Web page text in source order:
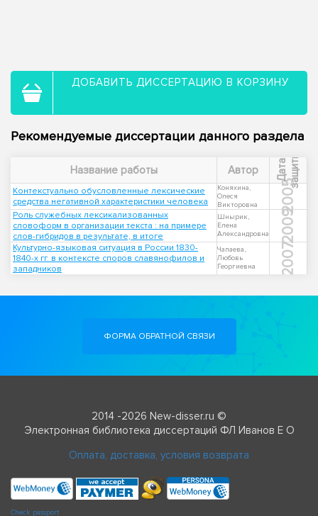
ДОБАВИТЬ ДИССЕРТАЦИЮ В КОРЗИНУ
Рекомендуемые диссертации данного раздела
Название работы Автор Д
а
т
а
з
а
щ
и
ты
Контекстуально обусловленные лексические
средства негативной характеристики человека
Коняхина,
Олеся
Викторовна
2005
Роль служебных лексикализованных
словоформ в организации текста : на примере
слов-гибридов в результате, в итоге
Шнырик,
Елена
Александровна
2009
Культурно-языковая ситуация в России 1830-
1840-х гг. в контексте споров славянофилов и
западников
Чапаева,
Любовь
Георгиевна
2007
ФОРМА ОБРАТНОЙ СВЯЗИ
2014 -2026 New-disser.ru ©
Электронная библиотека диссертаций ФЛ Иванов Е О
Оплата, доставка, условия возврата
Check passport